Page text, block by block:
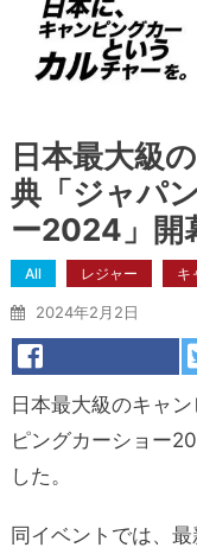
日本最大級
典「ジャパ
ー2024」開
All レジャー キ
2024年2月2日
日本最大級のキャ
ピングカーショー
した。
同イベントでは、